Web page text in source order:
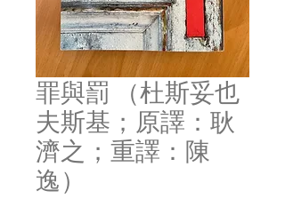
罪與罰 （杜斯妥也
夫斯基；原譯：耿
濟之；重譯：陳
逸）